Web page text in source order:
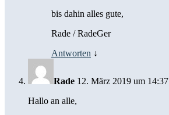
bis dahin alles gute,
Rade / RadeGer
Antworten ↓
Rade 12. März 2019 um 14:37
Hallo an alle,